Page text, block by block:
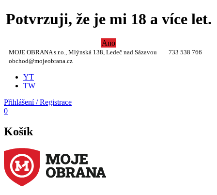
Potvrzuji, že je mi 18 a více let.
Ano
MOJE OBRANA s.r.o., Mlýnská 138, Ledeč nad Sázavou
733 538 766
obchod@mojeobrana.cz
YT
TW
Přihlášení / Registrace
0
Košík